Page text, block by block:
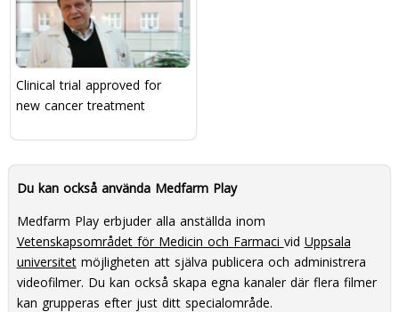
Clinical trial approved for
new cancer treatment
Du kan också använda Medfarm Play
Medfarm Play erbjuder alla anställda inom
Vetenskapsområdet för Medicin och Farmaci vid Uppsala
universitetmöjligheten att själva publicera och administrera
videofilmer. Du kan också skapa egna kanaler där flera filmer
kan grupperas efter just ditt specialområde.